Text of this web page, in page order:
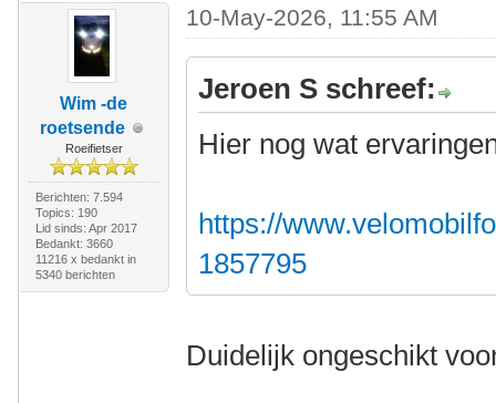
Wim -de
roetsende
Roeifietser
Berichten: 7.594
Topics: 190
Lid sinds: Apr 2017
Bedankt: 3660
11216 x bedankt in
5340 berichten
10-May-2026, 11:55 AM
Jeroen S schreef:
Hier nog wat
https://
1857795
Duidelijk ongeschikt